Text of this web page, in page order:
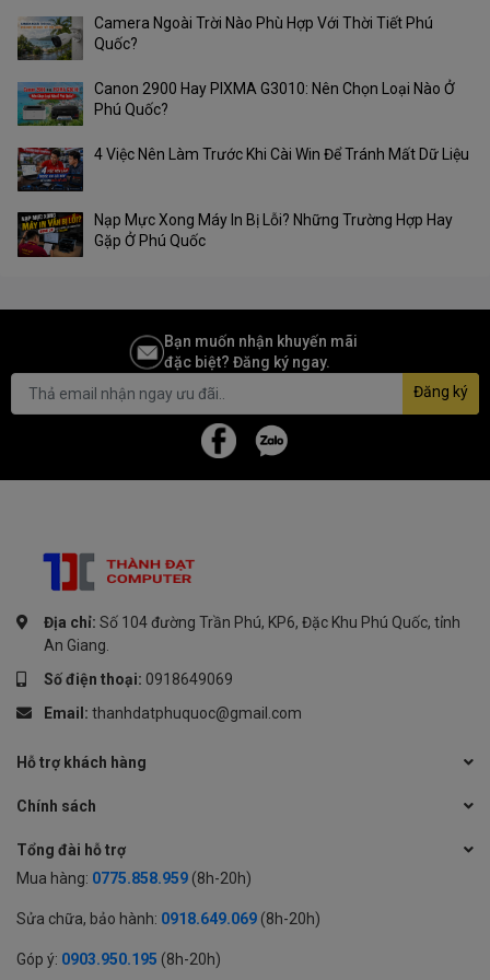
Tính linh hoạt và tương thích
Bộ nhớ RAM DATO DDR4 16GB 3200MHz Extreme Series
thiết kế để tương thích với một loạt máy tính để bàn và máy tính
xách tay, khiến nó trở thành lựa chọn tuyệt vời cho cả môi trường
gia đình và văn phòng. Bất kể bạn đang xây dựng một hệ thống
chơi game hiệu suất cao mới hay nâng cấp hệ thống hiện có, mô-
đun RAM này sẽ tích hợp một cách trơn tru và mang lại sự cải thiện
Camera Ngoài Trời Nào Phù Hợp Với Thời Tiết Phú
Quốc?
Canon 2900 Hay PIXMA G3010: Nên Chọn Loại Nào Ở
Phú Quốc?
4 Việc Nên Làm Trước Khi Cài Win Để Tránh Mất Dữ Liệu
Nạp Mực Xong Máy In Bị Lỗi? Những Trường Hợp Hay
Gặp Ở Phú Quốc
Bạn muốn nhận khuyến mãi
đặc biệt? Đăng ký ngay.
Đăng ký
Địa chỉ: Số 104 đường Trần Phú, KP6, Đặc Khu Phú Quốc, tỉnh
An Giang.
Số điện thoại: 0918649069
Email: thanhdatphuquoc@gmail.com
Hỗ trợ khách hàng
Chính sách
Tổng đài hỗ trợ
Mua hàng: 0775.858.959 (8h-20h)
Sửa chữa, bảo hành: 0918.649.069 (8h-20h)
Góp ý: 0903.950.195 (8h-20h)